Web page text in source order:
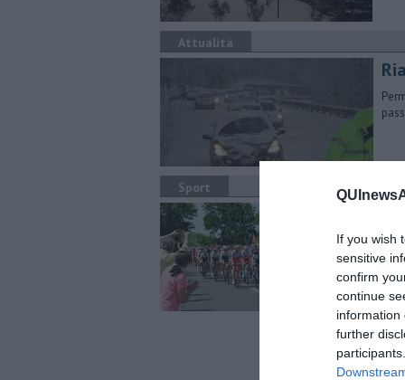
If you wish
sensitive
confirm
continue
information
further
Attualità
Sport